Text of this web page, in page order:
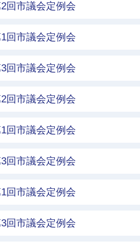
回市議会定例会
回市議会定例会
回市議会定例会
回市議会定例会
回市議会定例会
回市議会定例会
回市議会定例会
回市議会定例会